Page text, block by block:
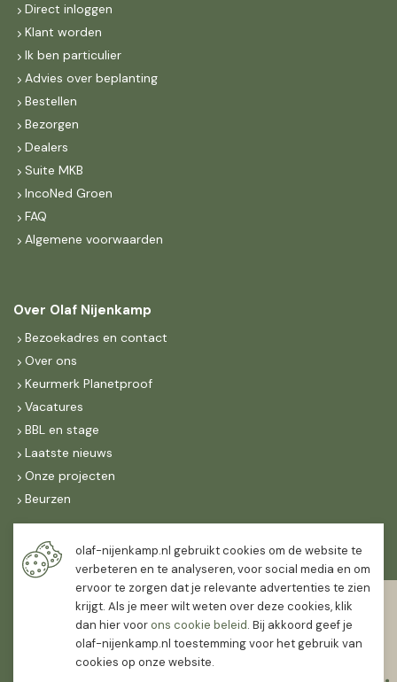
Direct inloggen
Klant worden
Ik ben particulier
Advies over beplanting
Bestellen
Bezorgen
Dealers
Suite MKB
IncoNed Groen
FAQ
Algemene voorwaarden
Over Olaf Nijenkamp
Bezoekadres en contact
Over ons
Keurmerk Planetproof
Vacatures
BBL en stage
Laatste nieuws
Onze projecten
Beurzen
Maandag t/m vrijdag
07:30-
16:30
12:00
olaf-nijenkamp.nl gebruikt cookies om de website te
verbeteren en te analyseren, voor social media en om
ervoor te zorgen dat je relevante advertenties te zien
krijgt. Als je meer wilt weten over deze cookies, klik
dan hier voorons cookie beleid. Bij akkoord geef je
olaf-nijenkamp.nl toestemming voor het gebruik van
cookies op onze website.